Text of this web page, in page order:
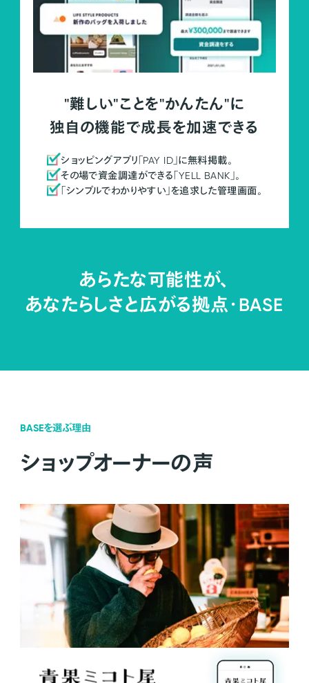
"難しい"ことを"かんたん"に
独自の機能で成長を加速できる
ショッピングアプリ「PAY ID」に無料掲載。
その場で資金調達ができる「YELL BANK」。
「シンプルでわかりやすい」を追求した管理画面。
あらたな可能性が、
あなたらしさと広がる拠点・BASE
BASEを選ぶ理由
ショップオーナーの声